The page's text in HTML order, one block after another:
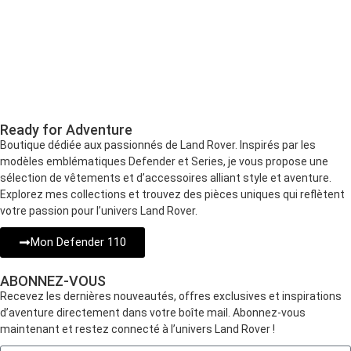
Ready for Adventure
Boutique dédiée aux passionnés de Land Rover. Inspirés par les
modèles emblématiques Defender et Series, je vous propose une
sélection de vêtements et d’accessoires alliant style et aventure.
Explorez mes collections et trouvez des pièces uniques qui reflètent
votre passion pour l’univers Land Rover.
Mon Defender 110
ABONNEZ-VOUS
Recevez les dernières nouveautés, offres exclusives et inspirations
d’aventure directement dans votre boîte mail. Abonnez-vous
maintenant et restez connecté à l’univers Land Rover !